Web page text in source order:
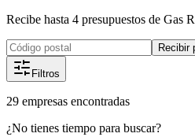
Recibe hasta 4 presupuestos de Gas
Recibir
Filtros
29 empresas encontradas
¿No tienes tiempo para buscar?